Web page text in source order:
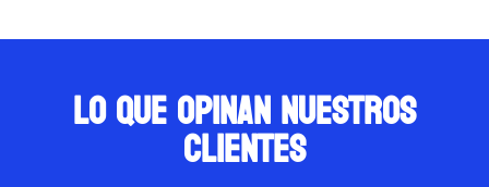
Lo que opinan nuestros
clientes